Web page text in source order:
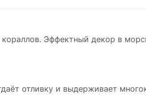
Эффектный декор в
отливку и выдерживает